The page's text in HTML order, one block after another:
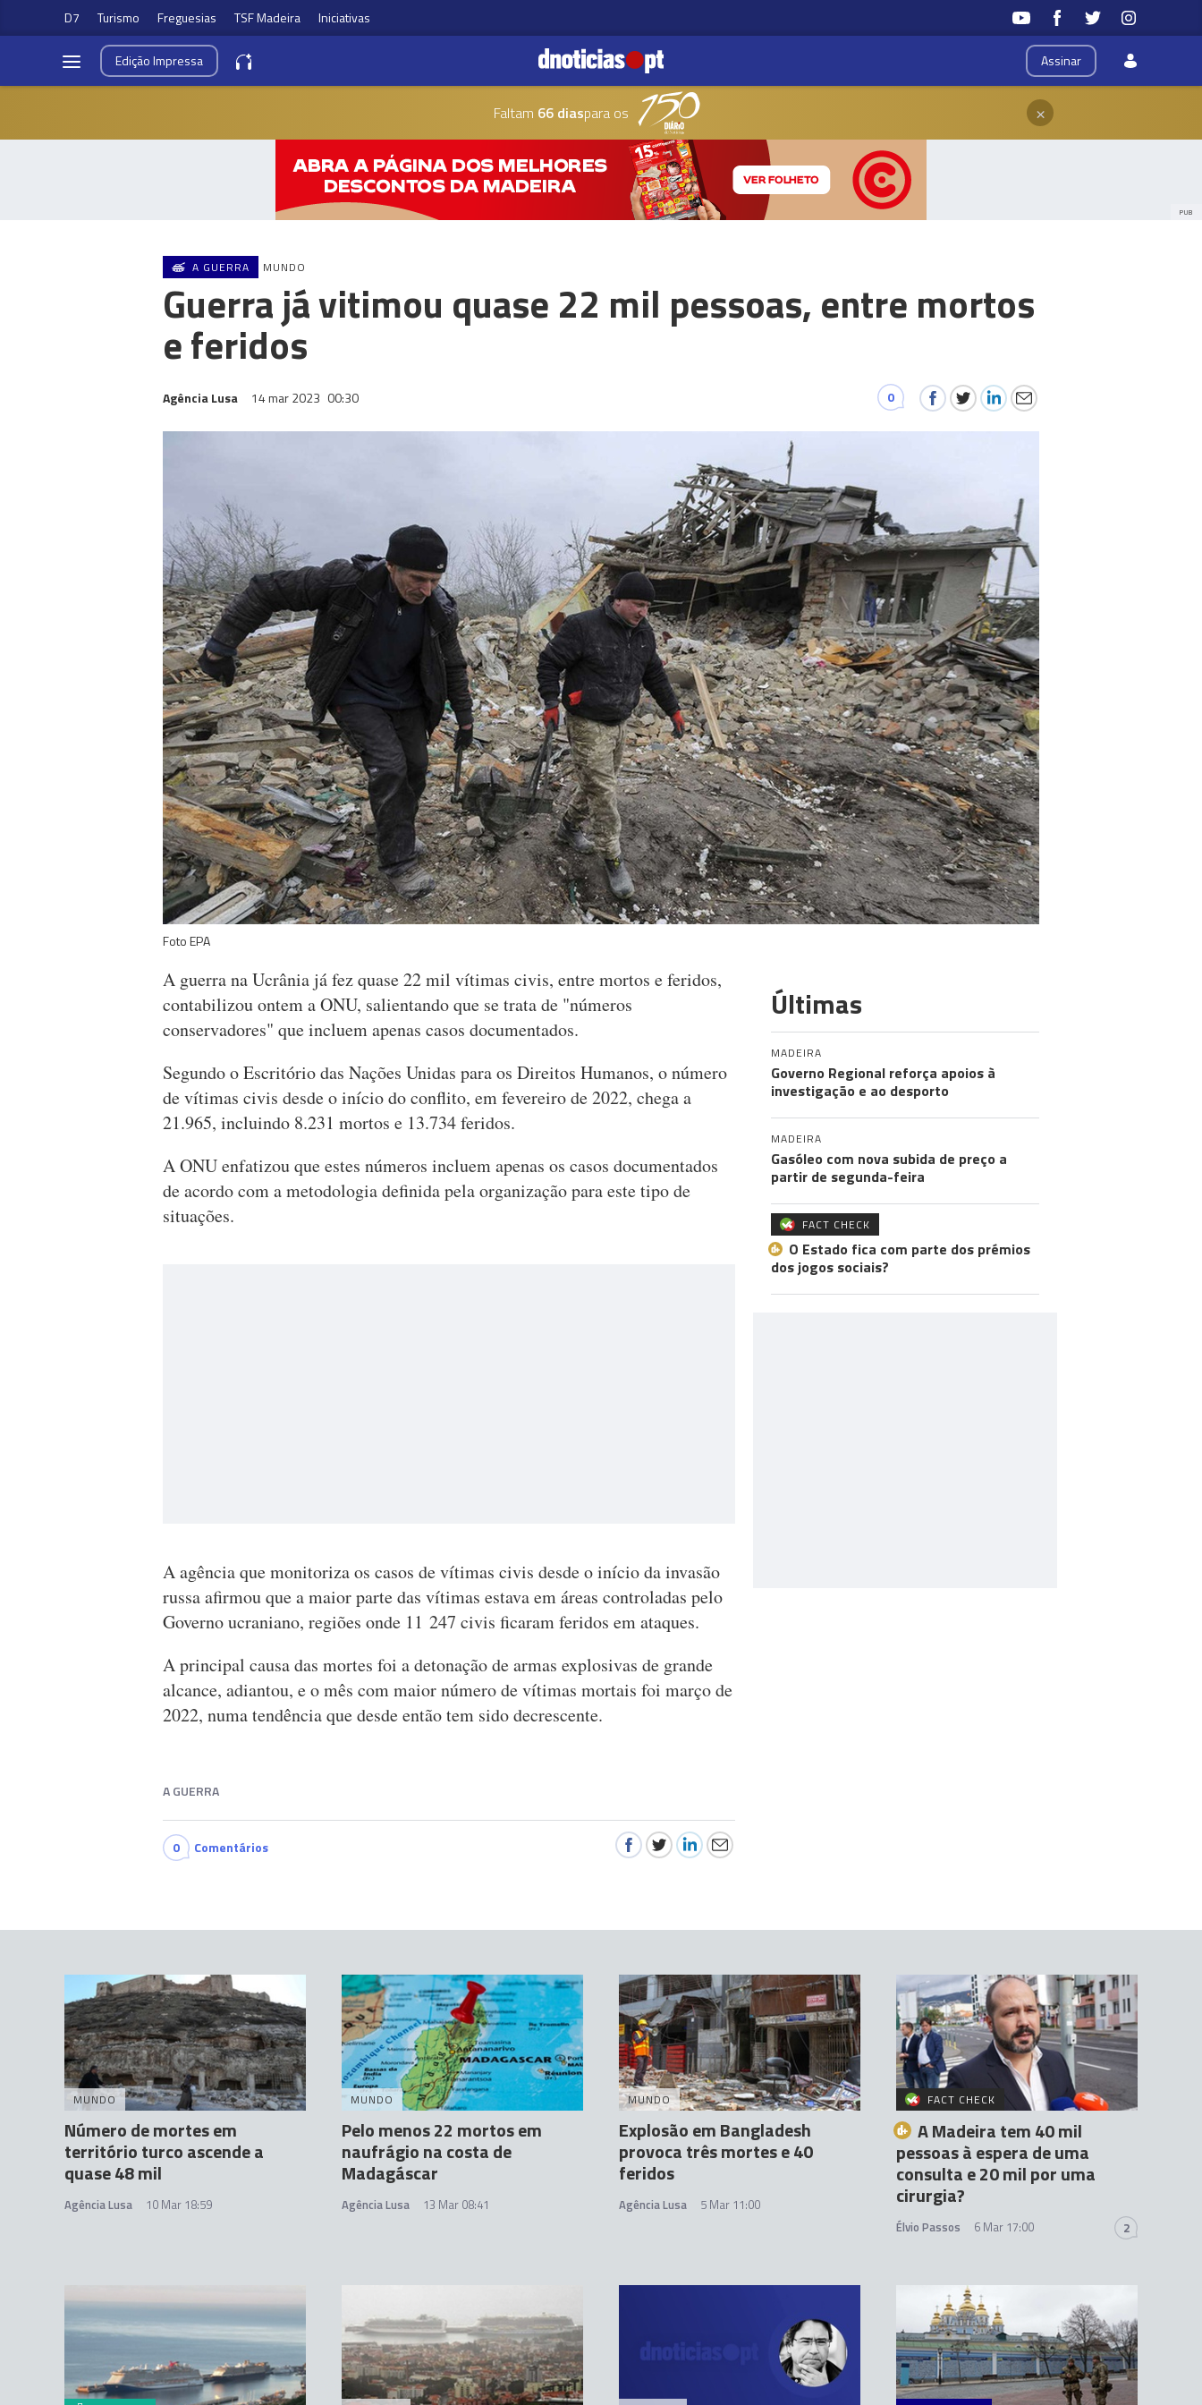
D7 Turismo Freguesias TSF Madeira Iniciativas
Assinar
EdiçãoImpressa
Faltam 66 diaspara os ×
PUB
A GUERRA MUNDO
Guerra já vitimou quase 22 mil pessoas, entre mortos
e feridos
Agência Lusa 14 mar 2023 00:30 0
Foto EPA
A guerra na Ucrânia já fez quase 22 mil vítimas civis, entre mortos e feridos,
contabilizou ontem a ONU, salientando que se trata de "números
conservadores" que incluem apenas casos documentados.
Segundo o Escritório das Nações Unidas para os Direitos Humanos, o número
de vítimas civis desde o início do conflito, em fevereiro de 2022, chega a
21.965, incluindo 8.231 mortos e 13.734 feridos.
A ONU enfatizou que estes números incluem apenas os casos documentados
de acordo com a metodologia definida pela organização para este tipo de
situações.
A agência que monitoriza os casos de vítimas civis desde o início da invasão
russa afirmou que a maior parte das vítimas estava em áreas controladas pelo
Governo ucraniano, regiões onde 11 247 civis ficaram feridos em ataques.
A principal causa das mortes foi a detonação de armas explosivas de grande
alcance, adiantou, e o mês com maior número de vítimas mortais foi março de
2022, numa tendência que desde então tem sido decrescente.
A GUERRA
0 Comentários
Últimas
MADEIRA
Governo Regional reforça apoios à
investigação e ao desporto
MADEIRA
Gasóleo com nova subida de preço a
partir de segunda-feira
FACT CHECK
O Estado fica com parte dos prémios
dos jogos sociais?
MUNDO
Número de mortes em
território turco ascende a
quase 48 mil
Agência Lusa 10 Mar 18:59
MUNDO
Pelo menos 22 mortos em
naufrágio na costa de
Madagáscar
Agência Lusa 13 Mar 08:41
MUNDO
Explosão em Bangladesh
provoca três mortes e 40
feridos
Agência Lusa 5 Mar 11:00
FACT CHECK
A Madeira tem 40 mil
pessoas à espera de uma
consulta e 20 mil por uma
cirurgia?
Élvio Passos 6 Mar 17:00 2